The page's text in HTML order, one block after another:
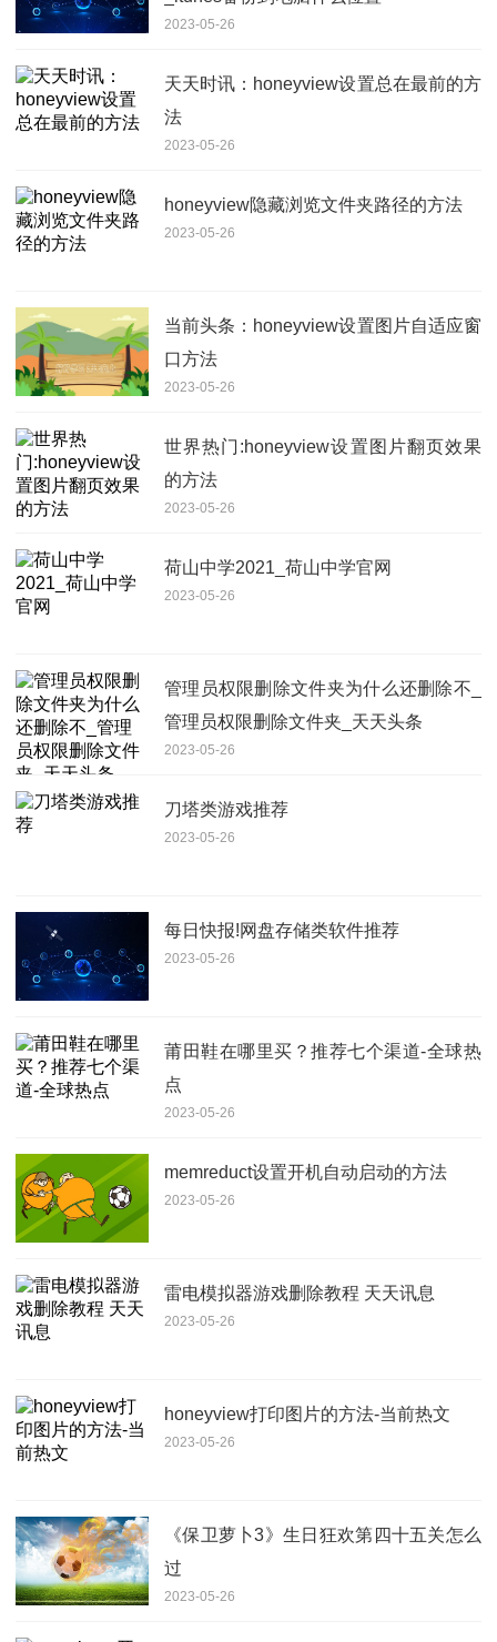
2023-05-26
天天时讯：honeyview设置总在最前的方
法
2023-05-26
honeyview隐藏浏览文件夹路径的方法
2023-05-26
当前头条：honeyview设置图片自适应窗
口方法
2023-05-26
世界热门:honeyview设置图片翻页效果
的方法
2023-05-26
荷山中学2021_荷山中学官网
2023-05-26
管理员权限删除文件夹为什么还删除不_
管理员权限删除文件夹_天天头条
2023-05-26
刀塔类游戏推荐
2023-05-26
每日快报!网盘存储类软件推荐
2023-05-26
莆田鞋在哪里买？推荐七个渠道-全球热
点
2023-05-26
memreduct设置开机自动启动的方法
2023-05-26
雷电模拟器游戏删除教程 天天讯息
2023-05-26
honeyview打印图片的方法-当前热文
2023-05-26
《保卫萝卜3》生日狂欢第四十五关怎么
过
2023-05-26